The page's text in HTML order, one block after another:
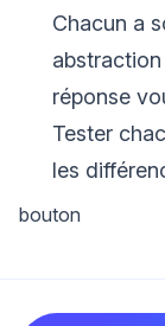
Chacun a
réponse
Tester
les
bouton